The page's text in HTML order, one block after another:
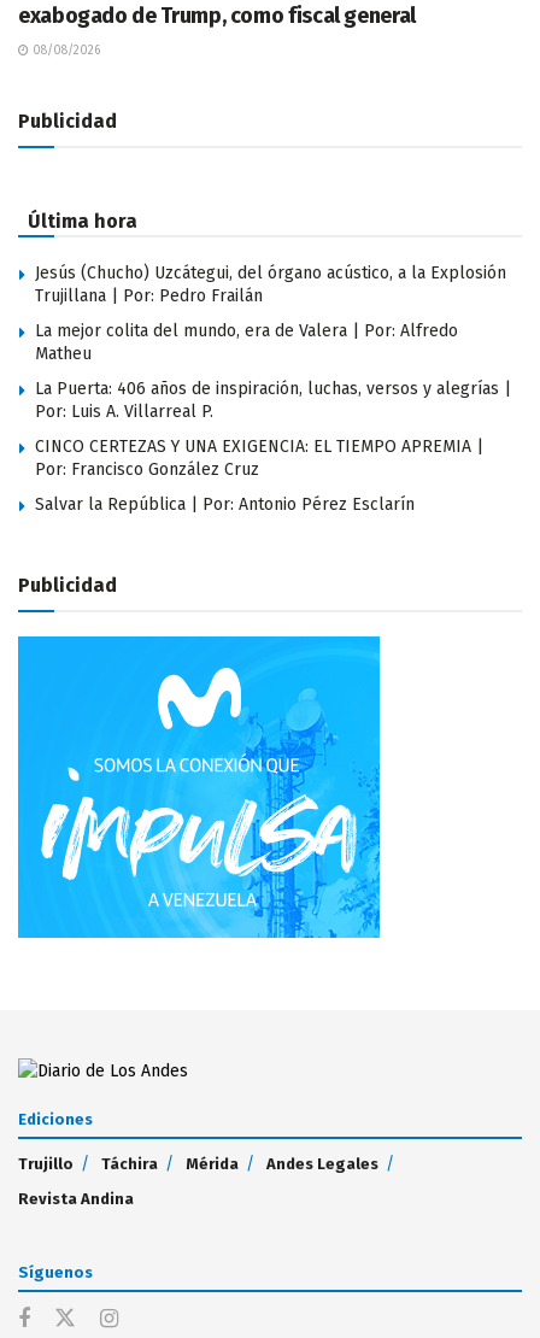
exabogado de Trump, como fiscal general
08/08/2026
Publicidad
Última hora
Jesús (Chucho) Uzcátegui, del órgano acústico, a la Explosión
Trujillana | Por: Pedro Frailán
La mejor colita del mundo, era de Valera | Por: Alfredo
Matheu
La Puerta: 406 años de inspiración, luchas, versos y alegrías |
Por: Luis A. Villarreal P.
CINCO CERTEZAS Y UNA EXIGENCIA: EL TIEMPO APREMIA |
Por: Francisco González Cruz
Salvar la República | Por: Antonio Pérez Esclarín
Publicidad
Ediciones
Trujillo Táchira Mérida
Andes Legales
Revista Andina
Síguenos